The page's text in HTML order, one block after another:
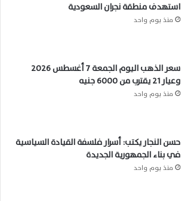
استهدف منطقة نجران السعودية
منذ يوم واحد
سعر الذهب اليوم الجمعة 7 أغسطس 2026
وعيار 21 يقترب من 6000 جنيه
منذ يوم واحد
حسن النجار يكتب: أسرار فلسفة القيادة السياسية
في بناء الجمهورية الجديدة
منذ يوم واحد